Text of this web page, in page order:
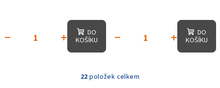
+
−
DO
KOŠÍKU
+
−
DO
KOŠÍKU
O
22 položek celkem